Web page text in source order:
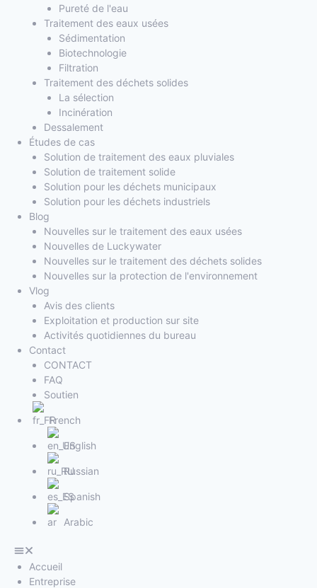
Pureté de l'eau
Traitement des eaux usées
Sédimentation
Biotechnologie
Filtration
Traitement des déchets solides
La sélection
Incinération
Dessalement
Études de cas
Solution de traitement des eaux pluviales
Solution de traitement solide
Solution pour les déchets municipaux
Solution pour les déchets industriels
Blog
Nouvelles sur le traitement des eaux usées
Nouvelles de Luckywater
Nouvelles sur le traitement des déchets solides
Nouvelles sur la protection de l'environnement
Vlog
Avis des clients
Exploitation et production sur site
Activités quotidiennes du bureau
Contact
CONTACT
FAQ
Soutien
French
English
Russian
Spanish
Arabic
Accueil
Entreprise